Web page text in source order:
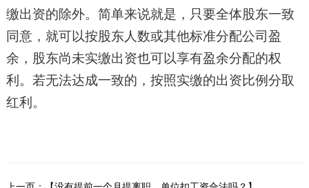
缴出资的除外。 简单来说就是，只要全体股东一致
同意， 就可以按股东人数或其他标准分配公司盈
余，股东尚未实缴出资也可以享有盈余分配的权
利。 若无法达成一致的，按照实缴的出资比例分取
红利 。